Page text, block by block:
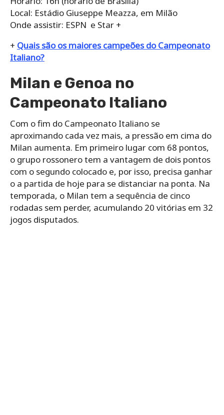
Local: Estádio Giuseppe Meazza, em Milão
Onde assistir: ESPN e Star +
+ Quais são os maiores campeões do Campeonato
Italiano?
Milan e Genoa no
Campeonato Italiano
Com o fim do Campeonato Italiano se
aproximando cada vez mais, a pressão em cima do
Milan aumenta. Em primeiro lugar com 68 pontos,
o grupo rossonero tem a vantagem de dois pontos
com o segundo colocado e, por isso, precisa ganhar
o a partida de hoje para se distanciar na ponta. Na
temporada, o Milan tem a sequência de cinco
rodadas sem perder, acumulando 20 vitórias em 32
jogos disputados.